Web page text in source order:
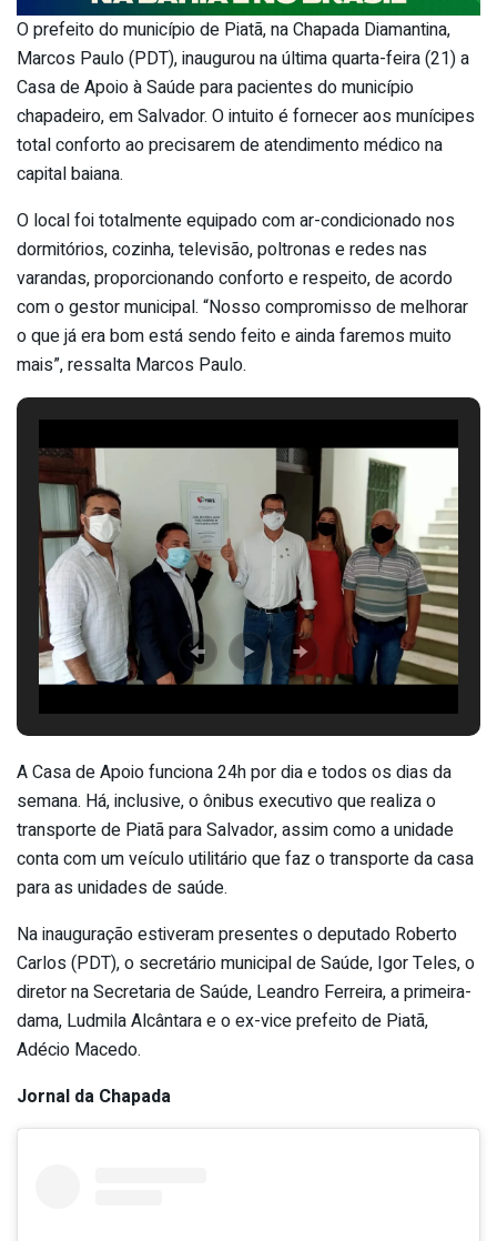
O prefeito do município de Piatã, na Chapada Diamantina,
Marcos Paulo (PDT), inaugurou na última quarta-feira (21) a
Casa de Apoio à Saúde para pacientes do município
chapadeiro, em Salvador. O intuito é fornecer aos munícipes
total conforto ao precisarem de atendimento médico na
capital baiana.
O local foi totalmente equipado com ar-condicionado nos
dormitórios, cozinha, televisão, poltronas e redes nas
varandas, proporcionando conforto e respeito, de acordo
com o gestor municipal. “Nosso compromisso de melhorar
o que já era bom está sendo feito e ainda faremos muito
mais”, ressalta Marcos Paulo.
A Casa de Apoio funciona 24h por dia e todos os dias da
semana. Há, inclusive, o ônibus executivo que realiza o
transporte de Piatã para Salvador, assim como a unidade
conta com um veículo utilitário que faz o transporte da casa
para as unidades de saúde.
Na inauguração estiveram presentes o deputado Roberto
Carlos (PDT), o secretário municipal de Saúde, Igor Teles, o
diretor na Secretaria de Saúde, Leandro Ferreira, a primeira-
dama, Ludmila Alcântara e o ex-vice prefeito de Piatã,
Adécio Macedo.
Jornal da Chapada